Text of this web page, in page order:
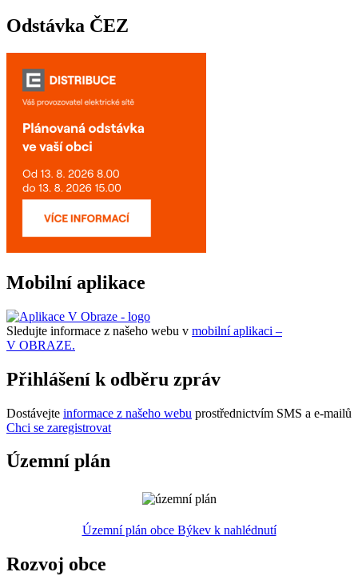
Odstávka ČEZ
Mobilní aplikace
Sledujte informace z našeho webu v mobilní aplikaci –
V OBRAZE.
Přihlášení k odběru zpráv
Dostávejte informace z našeho webu prostřednictvím SMS a e-mailů
Chci se zaregistrovat
Územní plán
Územní plán obce Býkev k nahlédnutí
Rozvoj obce